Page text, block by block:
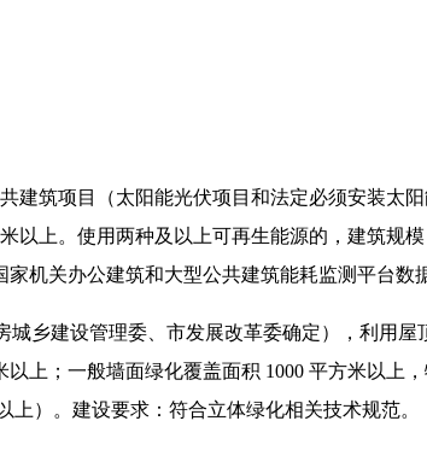
建筑项目（太阳能光伏项目和法定必须安装太
以上。使用两种及以上可再生能源的，建筑规
机关办公建筑和大型公共建筑能耗监测平台数
乡建设管理委、市发展改革委确定），利用屋
上；一般墙面绿化覆盖面积 1000 平方米以上
）。建设要求：符合立体绿化相关技术规范。